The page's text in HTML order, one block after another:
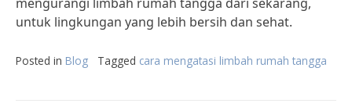
untuk lingkungan yang lebih bersih dan sehat.
Posted in Blog Tagged cara mengatasi limbah rumah tangga